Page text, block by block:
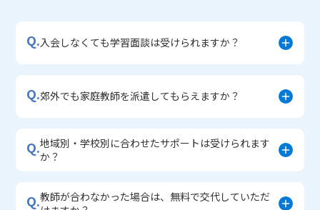
・学習習慣定着コース
Q.入会しなくても学習面談は受けられますか？
Q.郊外でも家庭教師を派遣してもらえますか？
Q.地域別・学校別に合わせたサポートは受けられます
か？
Q.教師が合わなかった場合は、無料で交代していただ